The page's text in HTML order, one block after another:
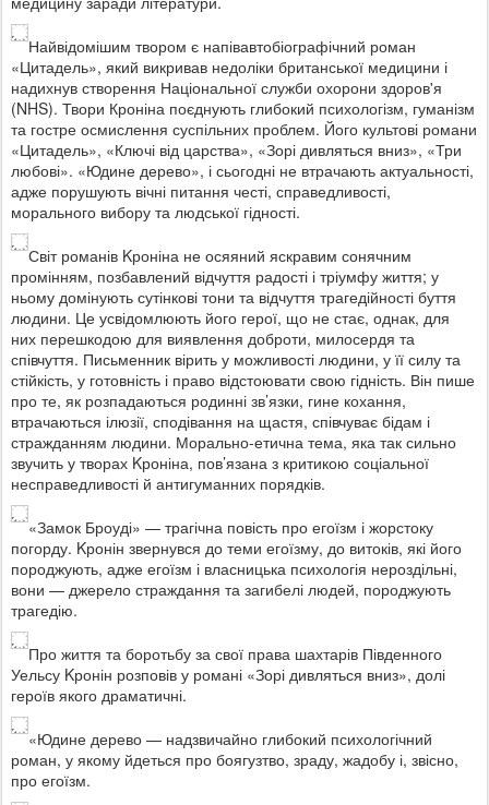
Найвідомішим твором є напівавтобіографічний роман
«Цитадель», який викривав недоліки британської медицини і
надихнув створення Національної служби охорони здоров'я
(NHS). Твори Кроніна поєднують глибокий психологізм, гуманізм
та гостре осмислення суспільних проблем. Його культові романи
«Цитадель», «Ключі від царства», «Зорі дивляться вниз», «Три
любові». «Юдине дерево», і сьогодні не втрачають актуальності,
адже порушують вічні питання честі, справедливості,
морального вибору та людської гідності.
Світ романів Kроніна не осяяний яскравим сонячним
промінням, позбавлений відчуття радості і тріумфу життя; у
ньому домінують сутінкові тони та відчуття трагедійності буття
людини. Це усвідомлюють його герої, що не стає, однак, для
них перешкодою для виявлення доброти, милосердя та
співчуття. Письменник вірить у можливості людини, у її силу та
стійкість, у готовність і право відстоювати свою гідність. Він пише
про те, як розпадаються родинні зв’язки, гине кохання,
втрачаються ілюзії, сподівання на щастя, співчуває бідам і
стражданням людини. Морально-етична тема, яка так сильно
звучить у творах Kроніна, пов’язана з критикою соціальної
несправедливості й антигуманних порядків.
«Замок Броуді» — трагічна повість про егоїзм і жорстоку
погорду. Kронін звернувся до теми егоїзму, до витоків, які його
породжують, адже егоїзм і власницька психологія нероздільні,
вони — джерело страждання та загибелі людей, породжують
трагедію.
Про життя та боротьбу за свої права шахтарів Південного
Уельсу Kронін розповів у романі «Зорі дивляться вниз», долі
героїв якого драматичні.
«Юдине дерево — надзвичайно глибокий психологічний
роман, у якому йдеться про боягузтво, зраду, жадобу і, звісно,
про егоїзм.